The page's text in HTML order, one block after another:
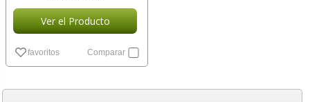
Ver el Producto
favoritos Comparar